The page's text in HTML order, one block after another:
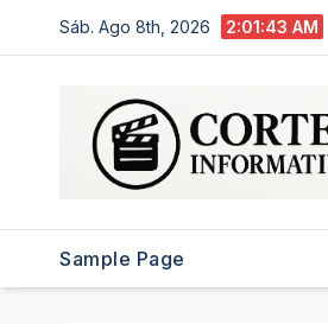
al
Sáb. Ago 8th, 2026 2:01:44 AM
Sample Page